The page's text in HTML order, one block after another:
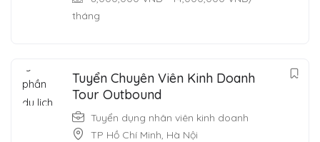
tháng
Tuyển Chuyên Viên Kinh Doanh
Tour Outbound
Tuyển dụng nhân viên kinh doanh
TP Hồ Chí Minh, Hà Nội